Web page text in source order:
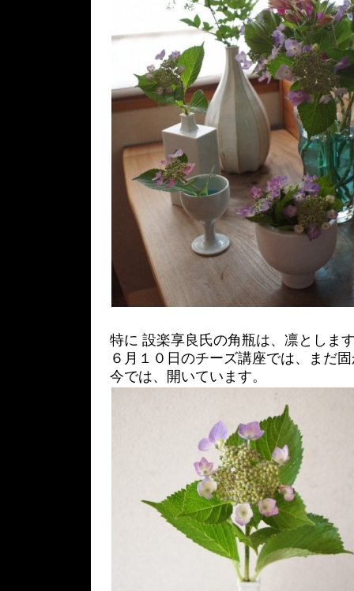
特に 設楽享良氏の角瓶は、凛としま
６月１０日のチーズ講座では、まだ
今では、開いています。